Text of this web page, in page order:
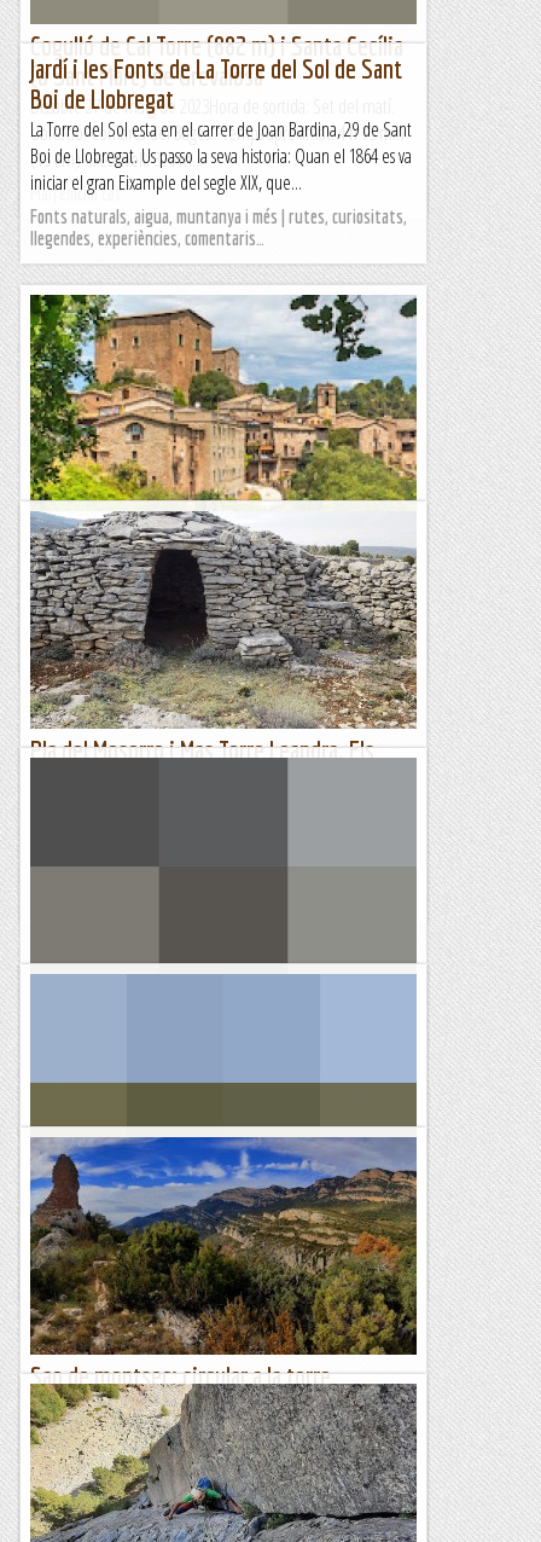
Cogulló de Cal Torre (882 m) i Santa Cecília
(o Sant Marc) de Grevalosa
Dissabte 27 de maig de 2023Hora de sortida: Set del matí.
Ubicació: Comarca del Bages. Temps aproximat: 4 h 15 min
(13 km) Desnivell: 320 m...
Maifemcim.cat
Jardí i les Fonts de La Torre del Sol de Sant
Boi de Llobregat
La Torre del Sol esta en el carrer de Joan Bardina, 29 de Sant
Boi de Llobregat. Us passo la seva historia: Quan el 1864 es va
iniciar el gran Eixample del segle XIX, que...
Fonts naturals, aigua, muntanya i més | rutes, curiositats,
llegendes, experiències, comentaris…
COGULLÓ DE CAL TORRE (882 metres).
Descripció de la ruta; itinerari que assoleix el cim del Cogulló
de Cal Torre (882 metres), un cim inclòs en la llista dels 100
cims de la FEEC. La ruta ressegueix el sender...
Esgarrapacrestes
Pla del Mosorro i Mas Torre Leandra. Els
complementar-la amb la visita a una altra zona...
Rasquera el dissabte passat, ell te ganes de coneixer la...
Per Camins i Topans de La Torre Lluvià
&nb...
Kimisades
Sao de montsec: circular a la torre
d'escumo
Quan vaig descobrir el camí de Terradets a l'Ametlla del
Montsec em vaig quedar amb el desig de poder descubrir el
camí que pujava a la torre d'Escumó que també havia...
Excursions del Joan Ramon